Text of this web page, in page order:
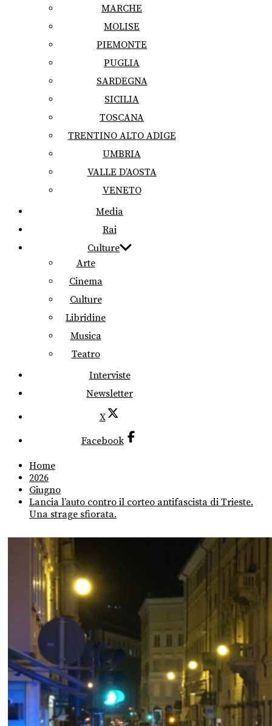
MARCHE
MOLISE
PIEMONTE
PUGLIA
SARDEGNA
SICILIA
TOSCANA
TRENTINO ALTO ADIGE
UMBRIA
VALLE D’AOSTA
VENETO
Media
Rai
Culture
Arte
Cinema
Culture
Libridine
Musica
Teatro
Interviste
Newsletter
X
Facebook
Home
2026
Giugno
Lancia l’auto contro il corteo antifascista di Trieste.
Una strage sfiorata.